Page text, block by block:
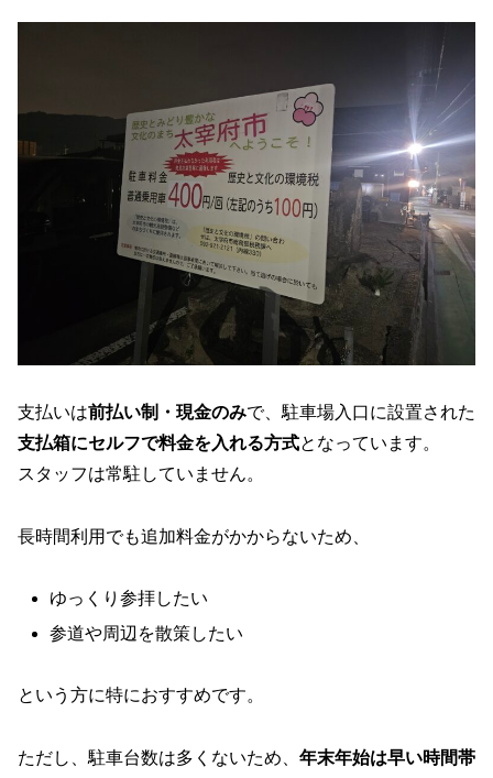
支払いは前払い制・現金のみで、駐車場入口に設置された
支払箱にセルフで料金を入れる方式となっています。
スタッフは常駐していません。
長時間利用でも追加料金がかからないため、
ゆっくり参拝したい
参道や周辺を散策したい
という方に特におすすめです。
ただし、駐車台数は多くないため、 年末年始は早い時間帯